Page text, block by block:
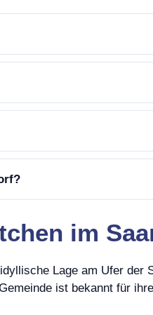
im
Lage am Ufer der
ist bekannt für